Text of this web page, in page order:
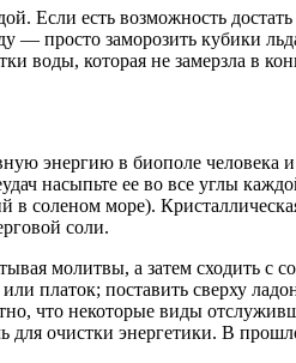
Если есть возможность
просто заморозить кубики
воды, которая не замерзла в
энергию в биополе
насыпьте ее во все углы
в соленом море).
соли.
молитвы, а затем сходить с
платок; поставить сверху
что некоторые виды
для очистки энергетики. В